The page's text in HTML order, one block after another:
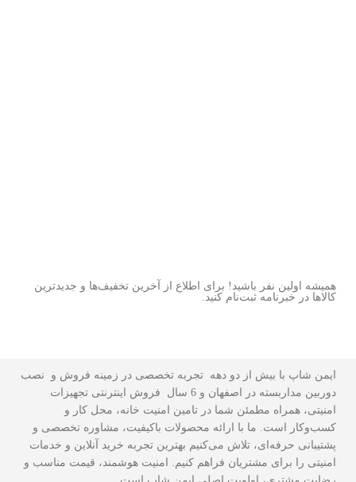
همیشه اولین نفر باشید! برای اطلاع از آخرین تخفیف‌ها و جدیدترین
کالاها در خبرنامه ثبت‌نام کنید.
ایمن شاپ با بیش از دو دهه تجربه تخصصی در زمینه فروش و نصب
دوربین مداربسته در اصفهان و 6 سال فروش اینترنتی تجهیزات
امنیتی، همراه مطمئن شما در تامین امنیت خانه، محل کار و
کسب‌وکار است. ما با ارائه محصولات باکیفیت، مشاوره تخصصی و
پشتیبانی حرفه‌ای، تلاش می‌کنیم بهترین تجربه خرید آنلاین و خدمات
امنیتی را برای مشتریان فراهم کنیم. امنیت هوشمند، قیمت مناسب و
رضایت مشتری، اولویت اصلی ایمن شاپ است.